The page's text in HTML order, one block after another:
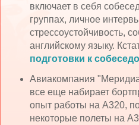
включает в себя
группах, личное
стрессоустойчивость,
английскому языку.
подготовки к
Авиакомпания
все еще набирает
опыт работы на А320,
некоторые полеты на